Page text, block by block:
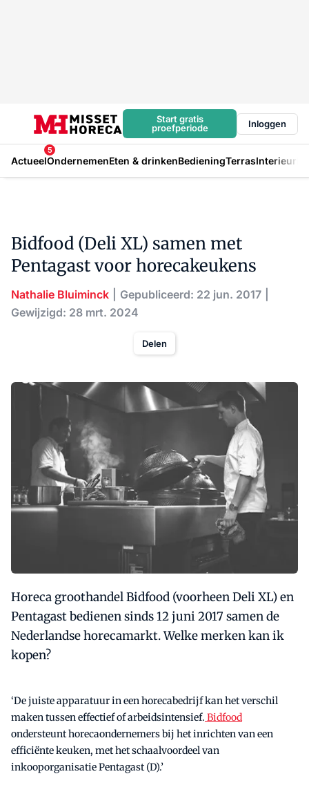
Start gratis
proefperiode
Inloggen
Actueel
5
OndernemenEten & drinkenBedieningTerrasInterieur
Bidfood (Deli XL) samen met
Pentagast voor horecakeukens
Nathalie Bluiminck
Gepubliceerd: 22 jun. 2017
Gewijzigd: 28 mrt. 2024
Delen
Horeca groothandel Bidfood (voorheen Deli XL) en
Pentagast bedienen sinds 12 juni 2017 samen de
Nederlandse horecamarkt. Welke merken kan ik
kopen?
‘De juiste apparatuur in een horecabedrijf kan het verschil
maken tussen effectief of arbeidsintensief. Bidfood
ondersteunt horecaondernemers bij het inrichten van een
efficiënte keuken, met het schaalvoordeel van
inkooporganisatie Pentagast (D).’